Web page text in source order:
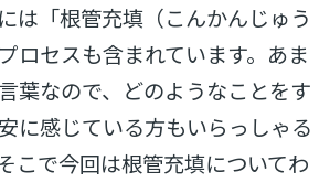
は「根管充填（こんかんじゅう
ロセスも含まれています。あま
葉なので、どのようなことをす
に感じている方もいらっしゃる
こで今回は根管充填についてわ